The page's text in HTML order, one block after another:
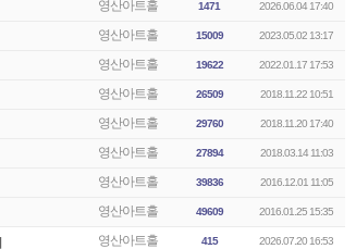
영산아트홀 1471 2026.06.04 17:40
영산아트홀 15009 2023.05.02 13:17
영산아트홀 19622 2022.01.17 17:53
영산아트홀 26509 2018.11.22 10:51
영산아트홀 29760 2018.11.20 17:40
영산아트홀 27894 2018.03.14 11:03
영산아트홀 39836 2016.12.01 11:05
영산아트홀 49609 2016.01.25 15:35
영산아트홀 415 2026.07.20 16:53